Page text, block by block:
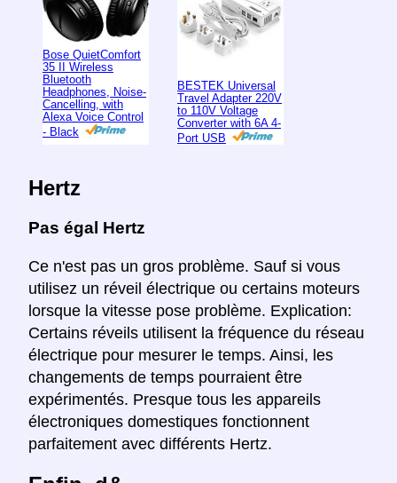
Bose QuietComfort
35 II Wireless
Bluetooth
Headphones, Noise-
Cancelling, with
Alexa Voice Control
- Black
BESTEK Universal
Travel Adapter 220V
to 110V Voltage
Converter with 6A 4-
Port USB
Hertz
Pas égal Hertz
Ce n'est pas un gros problème. Sauf si vous
utilisez un réveil électrique ou certains moteurs
lorsque la vitesse pose problème. Explication:
Certains réveils utilisent la fréquence du réseau
électrique pour mesurer le temps. Ainsi, les
changements de temps pourraient être
expérimentés. Presque tous les appareils
électroniques domestiques fonctionnent
parfaitement avec différents Hertz.